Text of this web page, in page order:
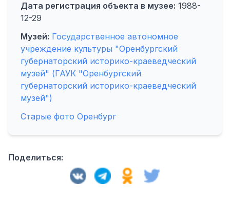
Дата регистрация объекта в музее: 1988-
12-29
Музей: Государственное автономное
учреждение культуры "Оренбургский
губернаторский историко-краеведческий
музей" (ГАУК "Оренбургский
губернаторский историко-краеведческий
музей")
Старые фото Оренбург
Поделиться: